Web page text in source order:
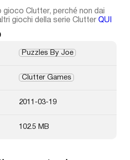
Clutter, perché non dai
giochi della serie Clutter QUI
Puzzles By Joe
Clutter Games
2011-03-19
102.5 MB